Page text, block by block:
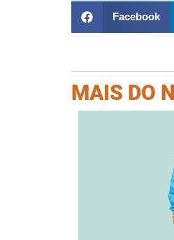
Facebook
MAIS DO